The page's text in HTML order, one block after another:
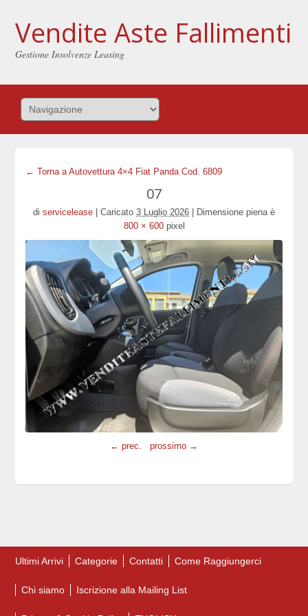
Vendite Aste Fallimenti
Gestione Insolvenze Leasing
← Torna a Autovettura 4×4 Fiat Panda Cod. 6809
07
di servicelease Caricato 3 Luglio 2026
Dimensione piena è
800 × 600pixel
← prec. prossimo →
Ultimi Arrivi Categorie Contatti Come Raggiungerci
Chi siamo Iscrizione alla Mailing List